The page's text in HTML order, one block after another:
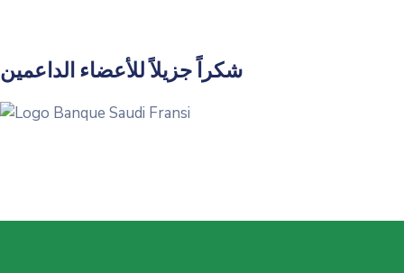
شكراً جزيلاً للأعضاء الداعمين